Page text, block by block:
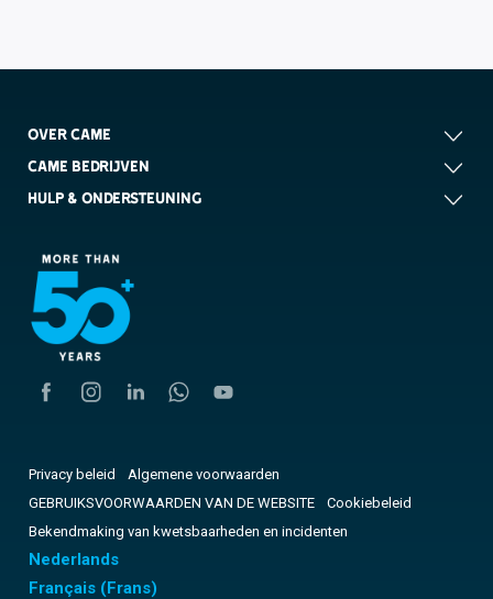
OVER CAME
CAME BEDRIJVEN
HULP & ONDERSTEUNING
Privacy beleid
Algemene voorwaarden
GEBRUIKSVOORWAARDEN VAN DE WEBSITE
Cookiebeleid
Bekendmaking van kwetsbaarheden en incidenten
Nederlands
Français (Frans)